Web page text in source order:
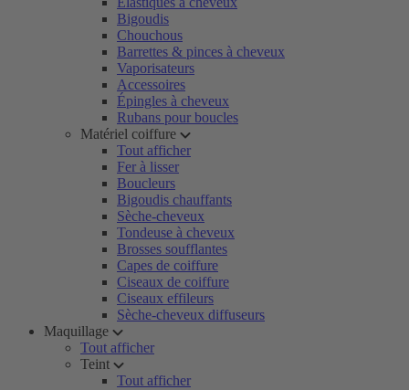
Bigoudis
Chouchous
Barrettes & pinces à cheveux
Vaporisateurs
Accessoires
Épingles à cheveux
Rubans pour boucles
Matériel coiffure
Tout afficher
Fer à lisser
Boucleurs
Bigoudis chauffants
Sèche-cheveux
Tondeuse à cheveux
Brosses soufflantes
Capes de coiffure
Ciseaux de coiffure
Ciseaux effileurs
Sèche-cheveux diffuseurs
Maquillage
Tout afficher
Teint
Tout afficher